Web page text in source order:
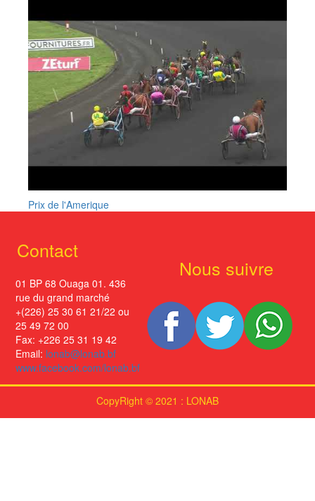
Prix de l'Amerique
Contact
01 BP 68 Ouaga 01. 436
rue du grand marché
+(226) 25 30 61 21/22 ou
25 49 72 00
Fax: +226 25 31 19 42
Email: lonab@lonab.bf
www.facebook.com/lonab.bf
Nous suivre
CopyRight © 2021 : LONAB